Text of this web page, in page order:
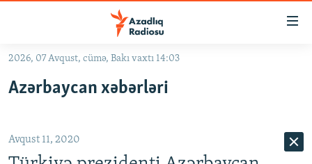
Əsas
qayıt
qayıt
Axtarışa
#ƏSLINDƏ
2026, 07 Avqust, cümə, Bakı vaxtı 14:03
Azərbaycan xəbərləri
Avqust 11, 2020